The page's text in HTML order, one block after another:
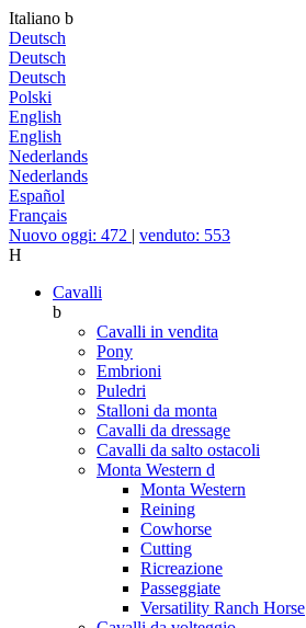
Italiano b
Deutsch
Deutsch
Deutsch
Polski
English
English
Nederlands
Nederlands
Español
Français
Nuovo oggi: 472 | venduto: 553
H
Cavalli
b
Cavalli in vendita
Pony
Embrioni
Puledri
Stalloni da monta
Cavalli da dressage
Cavalli da salto ostacoli
Monta Western d
Monta Western
Reining
Cowhorse
Cutting
Ricreazione
Passeggiate
Versatility Ranch Horse